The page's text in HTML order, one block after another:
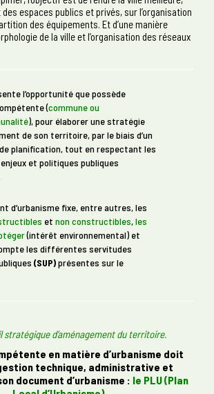
des espaces publics et privés, sur l’organisation
des équipements. Et d’une manière
de la ville et l’organisation des réseaux
l’opportunité que possède
(commune ou
), pour élaborer une stratégie
de son territoire, par le biais d’un
planification, tout en respectant les
et politiques publiques
d’urbanisme fixe, entre autres, les
et non constructibles,les
(intérêt environnemental) et
les différentes servitudes
(SUP)présentes sur le
stratégique d’aménagement du territoire.
en matière d’urbanisme doit
technique, administrative et
document d’urbanisme : le PLU (Plan